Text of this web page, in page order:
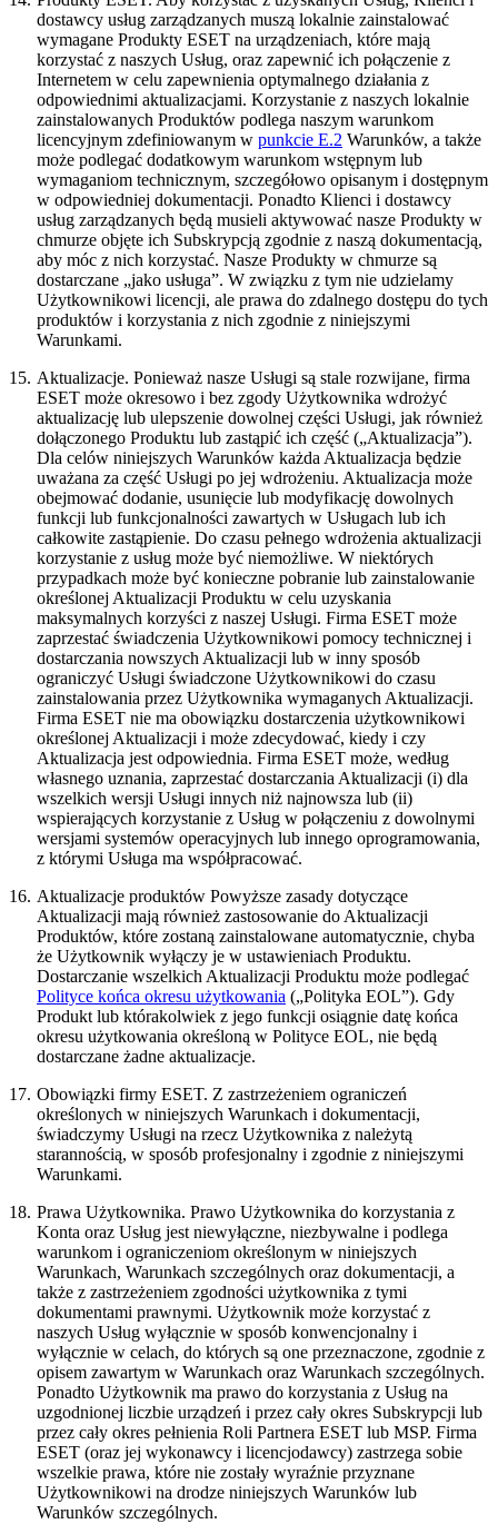
dostawcy usług zarządzanych muszą lokalnie zainstalować
wymagane Produkty ESET na urządzeniach, które mają
korzystać z naszych Usług, oraz zapewnić ich połączenie z
Internetem w celu zapewnienia optymalnego działania z
odpowiednimi aktualizacjami. Korzystanie z naszych lokalnie
zainstalowanych Produktów podlega naszym warunkom
licencyjnym zdefiniowanym w punkcie E.2 Warunków, a także
może podlegać dodatkowym warunkom wstępnym lub
wymaganiom technicznym, szczegółowo opisanym i dostępnym
w odpowiedniej dokumentacji. Ponadto Klienci i dostawcy
usług zarządzanych będą musieli aktywować nasze Produkty w
chmurze objęte ich Subskrypcją zgodnie z naszą dokumentacją,
aby móc z nich korzystać. Nasze Produkty w chmurze są
dostarczane „jako usługa”. W związku z tym nie udzielamy
Użytkownikowi licencji, ale prawa do zdalnego dostępu do tych
produktów i korzystania z nich zgodnie z niniejszymi
Warunkami.
15. Aktualizacje. Ponieważ nasze Usługi są stale rozwijane, firma
ESET może okresowo i bez zgody Użytkownika wdrożyć
aktualizację lub ulepszenie dowolnej części Usługi, jak również
dołączonego Produktu lub zastąpić ich część („Aktualizacja”).
Dla celów niniejszych Warunków każda Aktualizacja będzie
uważana za część Usługi po jej wdrożeniu. Aktualizacja może
obejmować dodanie, usunięcie lub modyfikację dowolnych
funkcji lub funkcjonalności zawartych w Usługach lub ich
całkowite zastąpienie. Do czasu pełnego wdrożenia aktualizacji
korzystanie z usług może być niemożliwe. W niektórych
przypadkach może być konieczne pobranie lub zainstalowanie
określonej Aktualizacji Produktu w celu uzyskania
maksymalnych korzyści z naszej Usługi. Firma ESET może
zaprzestać świadczenia Użytkownikowi pomocy technicznej i
dostarczania nowszych Aktualizacji lub w inny sposób
ograniczyć Usługi świadczone Użytkownikowi do czasu
zainstalowania przez Użytkownika wymaganych Aktualizacji.
Firma ESET nie ma obowiązku dostarczenia użytkownikowi
określonej Aktualizacji i może zdecydować, kiedy i czy
Aktualizacja jest odpowiednia. Firma ESET może, według
własnego uznania, zaprzestać dostarczania Aktualizacji (i) dla
wszelkich wersji Usługi innych niż najnowsza lub (ii)
wspierających korzystanie z Usług w połączeniu z dowolnymi
wersjami systemów operacyjnych lub innego oprogramowania,
z którymi Usługa ma współpracować.
16. Aktualizacje produktów Powyższe zasady dotyczące
Aktualizacji mają również zastosowanie do Aktualizacji
Produktów, które zostaną zainstalowane automatycznie, chyba
że Użytkownik wyłączy je w ustawieniach Produktu.
Dostarczanie wszelkich Aktualizacji Produktu może podlegać
Polityce końca okresu użytkowania („Polityka EOL”). Gdy
Produkt lub którakolwiek z jego funkcji osiągnie datę końca
okresu użytkowania określoną w Polityce EOL, nie będą
dostarczane żadne aktualizacje.
17. Obowiązki firmy ESET. Z zastrzeżeniem ograniczeń
określonych w niniejszych Warunkach i dokumentacji,
świadczymy Usługi na rzecz Użytkownika z należytą
starannością, w sposób profesjonalny i zgodnie z niniejszymi
Warunkami.
18. Prawa Użytkownika. Prawo Użytkownika do korzystania z
Konta oraz Usług jest niewyłączne, niezbywalne i podlega
warunkom i ograniczeniom określonym w niniejszych
Warunkach, Warunkach szczególnych oraz dokumentacji, a
także z zastrzeżeniem zgodności użytkownika z tymi
dokumentami prawnymi. Użytkownik może korzystać z
naszych Usług wyłącznie w sposób konwencjonalny i
wyłącznie w celach, do których są one przeznaczone, zgodnie z
opisem zawartym w Warunkach oraz Warunkach szczególnych.
Ponadto Użytkownik ma prawo do korzystania z Usług na
uzgodnionej liczbie urządzeń i przez cały okres Subskrypcji lub
przez cały okres pełnienia Roli Partnera ESET lub MSP. Firma
ESET (oraz jej wykonawcy i licencjodawcy) zastrzega sobie
wszelkie prawa, które nie zostały wyraźnie przyznane
Użytkownikowi na drodze niniejszych Warunków lub
Warunków szczególnych.